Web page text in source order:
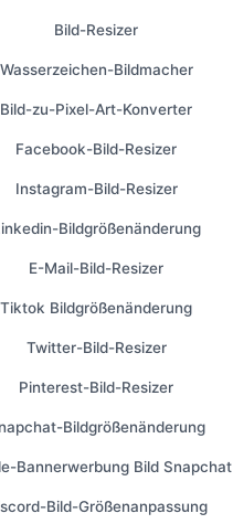
Bild-Resizer
Wasserzeichen-Bildmacher
Bild-zu-Pixel-Art-Konverter
Facebook-Bild-Resizer
Instagram-Bild-Resizer
Bildgrößenänderung
E-Mail-Bild-Resizer
Tiktok Bildgrößenänderung
Twitter-Bild-Resizer
Pinterest-Bild-Resizer
Bildgrößenänderung
Bannerwerbung Bild Snapchat
Bild-Größenanpassung